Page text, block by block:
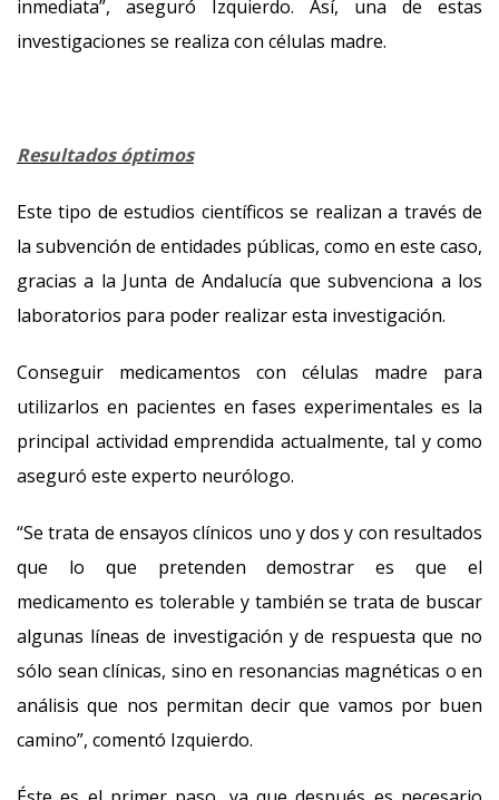
inmediata”, aseguró Izquierdo. Así, una de estas
investigaciones se realiza con células madre.
Resultados óptimos
Este tipo de estudios científicos se realizan a través de
la subvención de entidades públicas, como en este caso,
gracias a la Junta de Andalucía que subvenciona a los
laboratorios para poder realizar esta investigación.
Conseguir medicamentos con células madre para
utilizarlos en pacientes en fases experimentales es la
principal actividad emprendida actualmente, tal y como
aseguró este experto neurólogo.
“Se trata de ensayos clínicos uno y dos y con resultados
que lo que pretenden demostrar es que el
medicamento es tolerable y también se trata de buscar
algunas líneas de investigación y de respuesta que no
sólo sean clínicas, sino en resonancias magnéticas o en
análisis que nos permitan decir que vamos por buen
camino”, comentó Izquierdo.